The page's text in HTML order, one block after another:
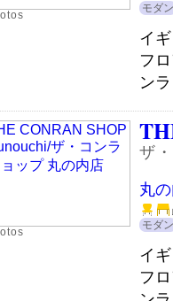
モダン
イ
フ
ン
ザ
丸
モダン
イ
フ